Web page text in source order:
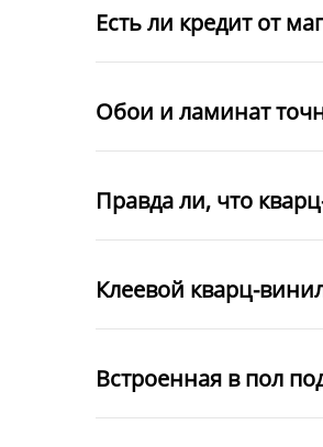
Есть ли кредит от
Обои и ламинат
Правда ли, что
Клеевой кварц-
Встроенная в пол